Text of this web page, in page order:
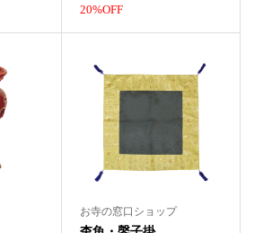
20%OFF
お寺の窓口ショップ